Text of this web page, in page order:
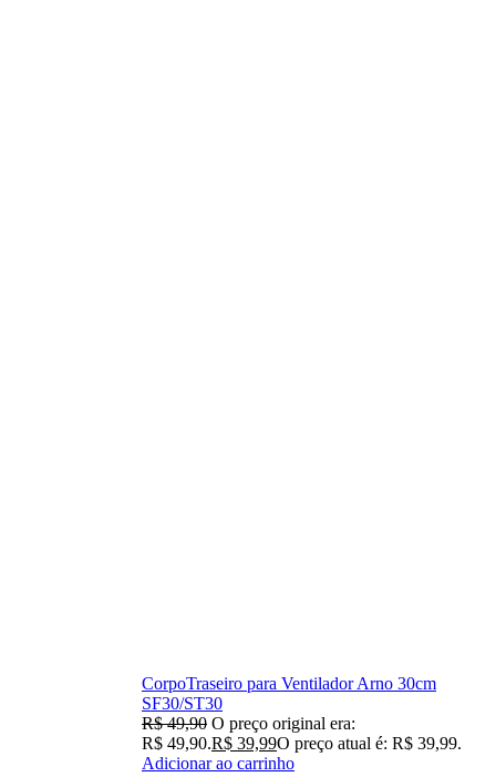
CorpoTraseiro para Ventilador Arno 30cm
SF30/ST30
R$49,90 O preço original era:
R$ 49,90.R$ 39,99O preço atual é: R$ 39,99.
Adicionar ao carrinho